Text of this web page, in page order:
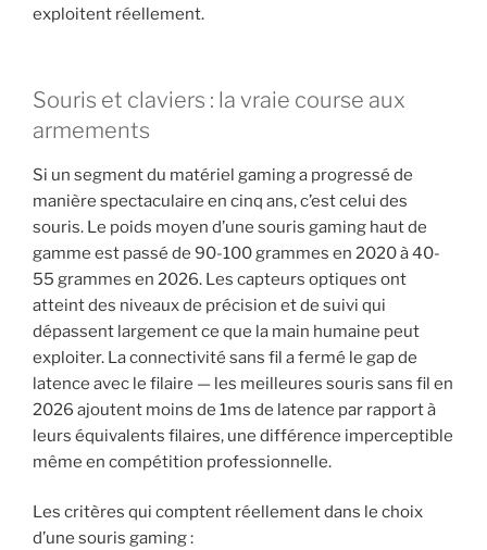
exploitent réellement.
Souris et claviers : la vraie course aux
armements
Si un segment du matériel gaming a progressé de
manière spectaculaire en cinq ans, c’est celui des
souris. Le poids moyen d’une souris gaming haut de
gamme est passé de 90-100 grammes en 2020 à 40-
55 grammes en 2026. Les capteurs optiques ont
atteint des niveaux de précision et de suivi qui
dépassent largement ce que la main humaine peut
exploiter. La connectivité sans fil a fermé le gap de
latence avec le filaire — les meilleures souris sans fil en
2026 ajoutent moins de 1ms de latence par rapport à
leurs équivalents filaires, une différence imperceptible
même en compétition professionnelle.
Les critères qui comptent réellement dans le choix
d’une souris gaming :